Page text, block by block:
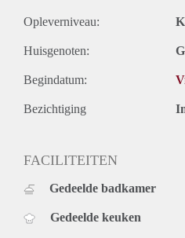
Opleverniveau:
Huisgenoten:
Begindatum:
Bezichtiging
FACILITEITEN
Gedeelde badkamer
Gedeelde keuken